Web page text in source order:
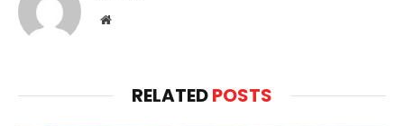
Website
RELATEDPOSTS